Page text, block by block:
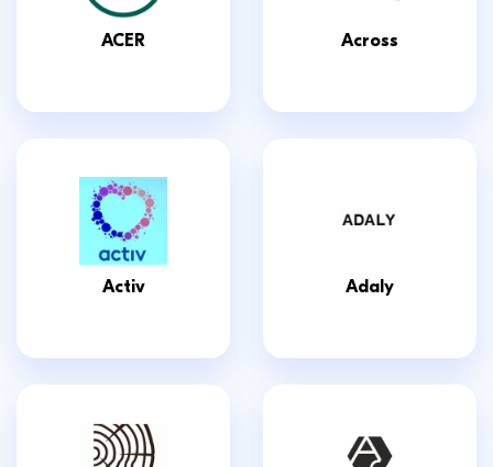
ACER Across
Activ Adaly